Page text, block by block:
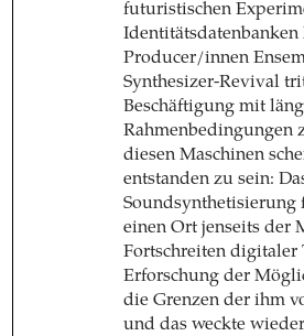
futuristischen
Producer/innen
Synthesizer-Revival
Beschäftigung mit
Rahmenbedingungen
diesen Maschinen
entstanden zu sein:
Soundsynthetisierung
einen Ort jenseits der
Fortschreiten digitaler
Erforschung der
die Grenzen der ihm
und das weckte